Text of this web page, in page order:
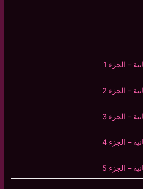
– الجزء 1
– الجزء 2
– الجزء 3
– الجزء 4
– الجزء 5